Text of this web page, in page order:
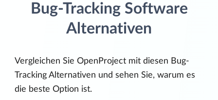
Bug-Tracking Software
Alternativen
Vergleichen Sie OpenProject mit diesen Bug-
Tracking Alternativen und sehen Sie, warum es
die beste Option ist.